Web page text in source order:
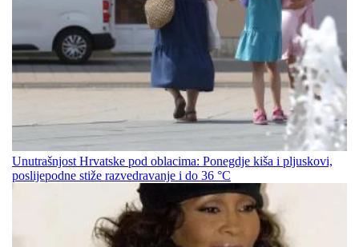
Unutrašnjost Hrvatske pod oblacima: Ponegdje kiša i pljuskovi,
poslijepodne stiže razvedravanje i do 36 °C